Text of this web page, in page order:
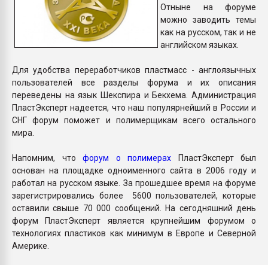
Отныне на форуме
можно заводить темы
как на русском, так и не
английском языках.
Для удобства переработчиков пластмасс - англоязычных
пользователей все разделы форума и их описания
переведены на язык Шекспира и Бекхема. Администрация
ПластЭксперт надеется, что наш популярнейший в России и
СНГ форум поможет и полимерщикам всего остального
мира.
Напомним, что форум о полимерах ПластЭксперт был
основан на площадке одноименного сайта в 2006 году и
работал на русском языке. За прошедшее время на форуме
зарегистрировались более 5600 пользователей, которые
оставили свыше 70 000 сообщений. На сегодняшний день
форум ПластЭксперт является крупнейшим форумом о
технологиях пластиков как минимум в Европе и Северной
Америке.